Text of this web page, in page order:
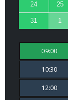
24 25
31 1
09:00
10:30
12:00